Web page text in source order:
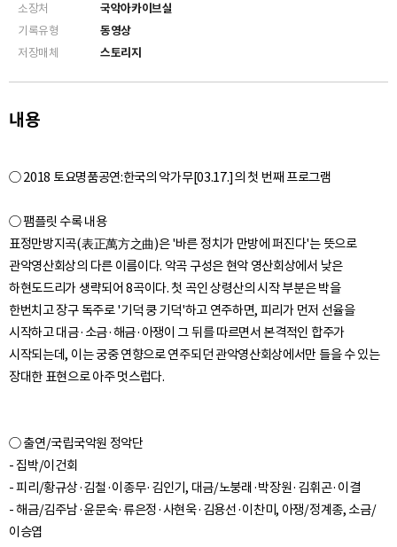
소장처
국악아카이브실
기록유형
동영상
저장매체
스토리지
내용
○ 2018 토요명품공연:한국의 악가무[03.17.]의 첫 번째 프로그램
○ 팸플릿 수록 내용
표정만방지곡(表正萬方之曲)은 '바른 정치가 만방에 퍼진다'는 뜻으로
관악영산회상의 다른 이름이다. 악곡 구성은 현악 영산회상에서 낮은
하현도드리가 생략되어 8곡이다. 첫 곡인 상령산의 시작 부분은 박을
한번치고 장구 독주로 '기덕 쿵 기덕'하고 연주하면, 피리가 먼저 선율을
시작하고 대금·소금·해금·아쟁이 그 뒤를 따르면서 본격적인 합주가
시작되는데, 이는 궁중 연향으로 연주되던 관악영산회상에서만 들을 수 있는
○ 출연/국립국악원 정악단
- 집박/이건회
- 피리/황규상·김철·이종무·김인기, 대금/노붕래·박장원·김휘곤·이결
- 해금/김주남·윤문숙·류은정·사현욱·김용선·이찬미, 아쟁/정계종, 소금/
이승엽